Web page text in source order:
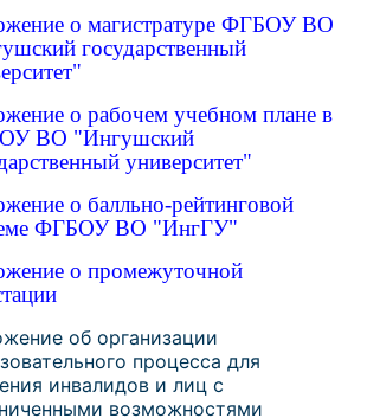
о магистратуре ФГБОУ ВО
государственный
о рабочем учебном плане в
ВО "Ингушский
университет"
о балльно-рейтинговой
ФГБОУ ВО "ИнгГУ"
о промежуточной
об организации
процесса для
инвалидов и лиц с
возможностями